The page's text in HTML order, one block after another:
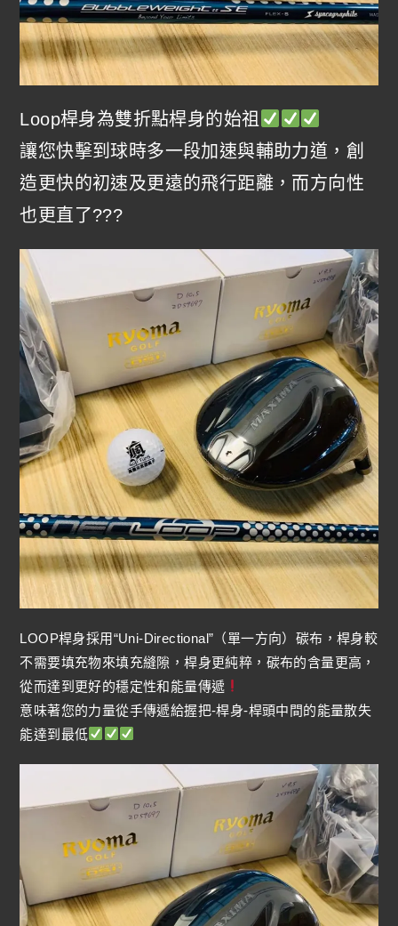
Loop桿身為雙折點桿身的始祖
讓您快擊到球時多一段加速與輔助力道，創
造更快的初速及更遠的飛行距離，而方向性
也更直了???
LOOP桿身採用“Uni-Directional”（單一方向）碳布，桿身較
不需要填充物來填充縫隙，桿身更純粹，碳布的含量更高，
從而達到更好的穩定性和能量傳遞
意味著您的力量從手傳遞給握把-桿身-桿頭中間的能量散失
能達到最低